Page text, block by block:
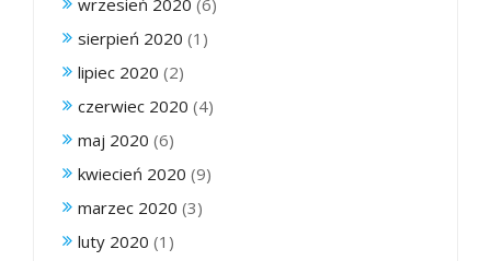
sierpień 2020 (1)
lipiec 2020 (2)
czerwiec 2020 (4)
maj 2020 (6)
kwiecień 2020 (9)
marzec 2020 (3)
luty 2020 (1)